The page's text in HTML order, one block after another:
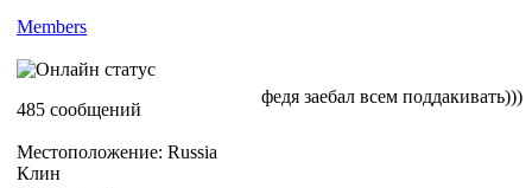
Members
485 сообщений
Местоположение: Russia
Клин
федя заебал всем поддакивать)))